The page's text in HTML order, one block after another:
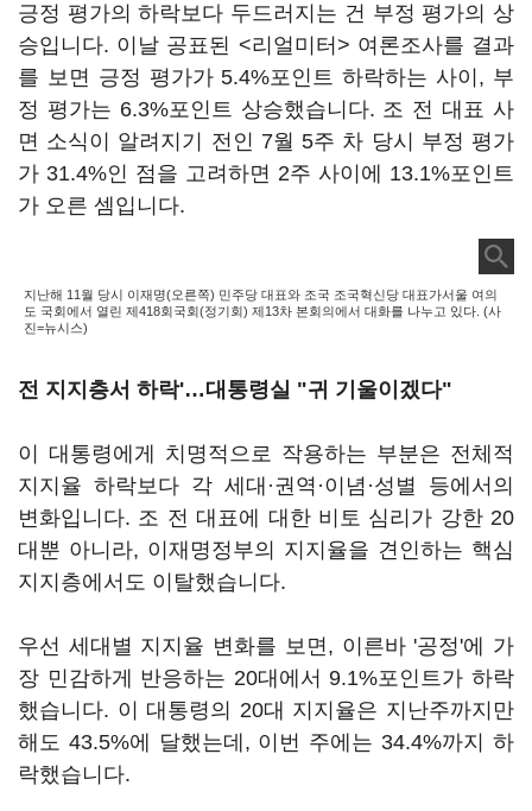
긍정 평가의 하락보다 두드러지는 건 부정 평가의 상
승입니다. 이날 공표된 <리얼미터> 여론조사를 결과
를 보면 긍정 평가가 5.4%포인트 하락하는 사이, 부
정 평가는 6.3%포인트 상승했습니다. 조 전 대표 사
면 소식이 알려지기 전인 7월 5주 차 당시 부정 평가
가 31.4%인 점을 고려하면 2주 사이에 13.1%포인트
가 오른 셈입니다.
지난해 11월 당시 이재명(오른쪽) 민주당 대표와 조국 조국혁신당 대표가서울 여의
도 국회에서 열린 제418회국회(정기회) 제13차 본회의에서 대화를 나누고 있다. (사
진=뉴시스)
전 지지층서 하락'…대통령실 "귀 기울이겠다"
이 대통령에게 치명적으로 작용하는 부분은 전체적
지지율 하락보다 각 세대·권역·이념·성별 등에서의
변화입니다. 조 전 대표에 대한 비토 심리가 강한 20
대뿐 아니라, 이재명정부의 지지율을 견인하는 핵심
지지층에서도 이탈했습니다.
우선 세대별 지지율 변화를 보면, 이른바 '공정'에 가
장 민감하게 반응하는 20대에서 9.1%포인트가 하락
했습니다. 이 대통령의 20대 지지율은 지난주까지만
해도 43.5%에 달했는데, 이번 주에는 34.4%까지 하
락했습니다.